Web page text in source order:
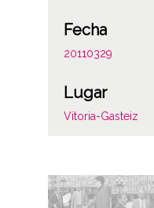
Fecha
20110329
Lugar
Vitoria-Gasteiz
CC BY-NC-SA 4.0